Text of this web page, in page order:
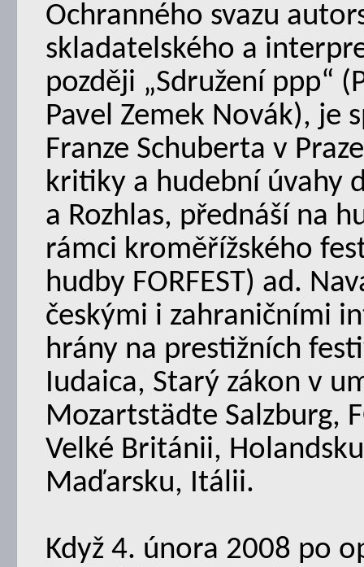
Ochranného svazu
skladatelského a
později „Sdružení ppp“
Pavel Zemek Novák), je
Franze Schuberta v
kritiky a hudební úvahy
a Rozhlas, přednáší na
rámci kroměřížského
hudby FORFEST) ad.
českými i zahraničními
hrány na prestižních
Iudaica, Starý zákon v
Mozartstädte Salzburg,
Velké Británii,
Maďarsku, Itálii.
Když 4. února 2008 po